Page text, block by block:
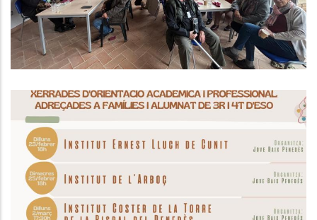
ORIENTACIÓ ACADÈMICA JBP I OJBP
2026
Educació, Joventut